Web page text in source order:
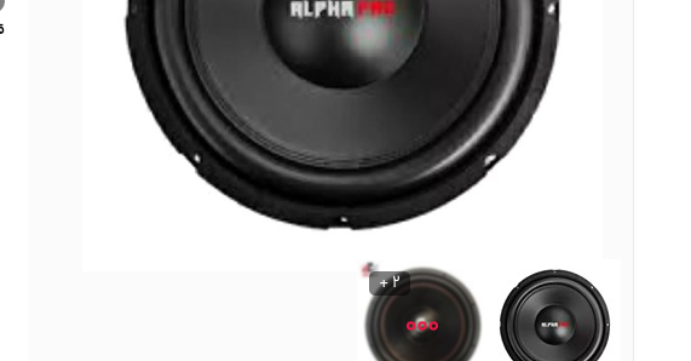
نوشیدنی ها
روشنایی و الکتریکی
2 +